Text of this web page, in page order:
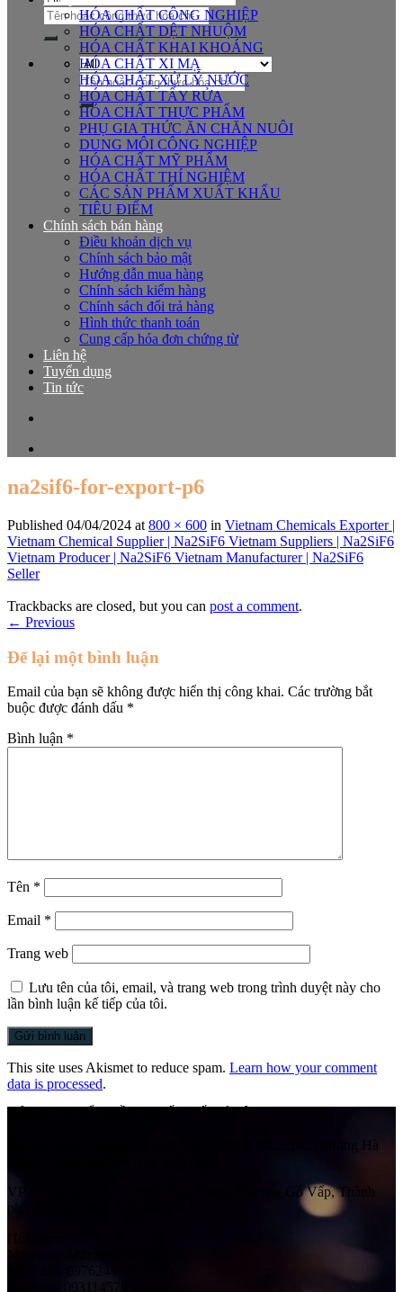
Tìm
kiếm:
Tìm
kiếm:
HÓA CHẤT CÔNG NGHIỆP
HÓA CHẤT DỆT NHUỘM
HÓA CHẤT KHAI KHOÁNG
HÓA CHẤT XI MẠ
HÓA CHẤT XỬ LÝ NƯỚC
HÓA CHẤT TẨY RỬA
HÓA CHẤT THỰC PHẨM
PHỤ GIA THỨC ĂN CHĂN NUÔI
DUNG MÔI CÔNG NGHIỆP
HÓA CHẤT MỸ PHẨM
HÓA CHẤT THÍ NGHIỆM
CÁC SẢN PHẨM XUẤT KHẨU
TIÊU ĐIỂM
Chính sách bán hàng
Điều khoản dịch vụ
Chính sách bảo mật
Hướng dẫn mua hàng
Chính sách kiểm hàng
Chính sách đổi trả hàng
Hình thức thanh toán
Cung cấp hóa đơn chứng từ
Liên hệ
Tuyển dụng
Tin tức
na2sif6-for-export-p6
Published 04/04/2024 at 800 × 600 in Vietnam Chemicals Exporter |
Vietnam Chemical Supplier | Na2SiF6 Vietnam Suppliers | Na2SiF6
Vietnam Producer | Na2SiF6 Vietnam Manufacturer | Na2SiF6
Seller
Trackbacks are closed, but you can post a comment.
← Previous
Để lại một bình luận
Email của bạn sẽ không được hiển thị công khai. Các trường bắt
buộc được đánh dấu *
Bình luận *
Tên *
Email *
Trang web
Lưu tên của tôi, email, và trang web trong trình duyệt này cho
lần bình luận kế tiếp của tôi.
This site uses Akismet to reduce spam. Learn how your comment
data is processed.
Số 41 Ngách 58 Ngõ 108, Đường Trần Phú, Phường Hà
VP HCM:
Số 525/1/10H Quang Trung, Phường Gò Vấp, Thành
phố Hồ Chí Minh, Việt Nam
Hotline:
Mr. Ngọc Anh: 0983565628
Mr. Tuấn: 0976244181 (HN)
Mr. Lâm: 0931145765 (SG)